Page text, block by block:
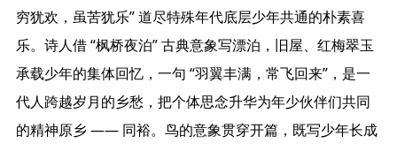
穷犹欢，虽苦犹乐” 道尽特殊年代底层少年共通的朴素喜
乐。诗人借 “枫桥夜泊” 古典意象写漂泊，旧屋、红梅翠玉
承载少年的集体回忆，一句 “羽翼丰满，常飞回来”，是一
代人跨越岁月的乡愁，把个体思念升华为年少伙伴们共同
的精神原乡 —— 同裕。鸟的意象贯穿开篇，既写少年长成